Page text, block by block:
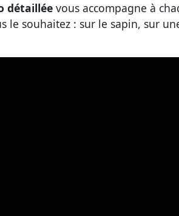
détaillée vous accompagne à
le souhaitez : sur le sapin, sur